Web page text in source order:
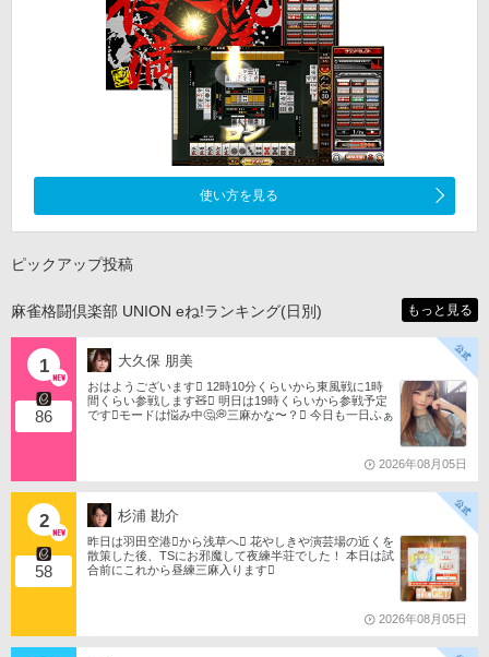
使い方を見る
ピックアップ投稿
麻雀格闘倶楽部 UNION eね!ランキング(日別) もっと見る
1
86
大久保 朋美
おはようございます󾀀️ 12時10分くらいから東風戦に1時
間くらい参戦します🧸󾬏 明日は19時くらいから参戦予定
です󾭨️モードは悩み中🤔💭三麻かな〜？󾠋️ 今日も一日ふぁ
2026年08月05日
2
58
杉浦 勘介
昨日は羽田空港󾟩️から浅草へ󾟠 花やしきや演芸場の近くを
散策した後、TSにお邪魔して夜練半荘でした！ 本日は試
合前にこれから昼練三麻入ります󾠋️
2026年08月05日